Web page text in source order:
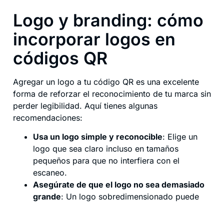
Logo y branding: cómo
incorporar logos en
códigos QR
Agregar un logo a tu código QR es una excelente
forma de reforzar el reconocimiento de tu marca sin
perder legibilidad. Aquí tienes algunas
recomendaciones:
Usa un logo simple y reconocible: Elige un
logo que sea claro incluso en tamaños
pequeños para que no interfiera con el
escaneo.
Asegúrate de que el logo no sea demasiado
grande: Un logo sobredimensionado puede